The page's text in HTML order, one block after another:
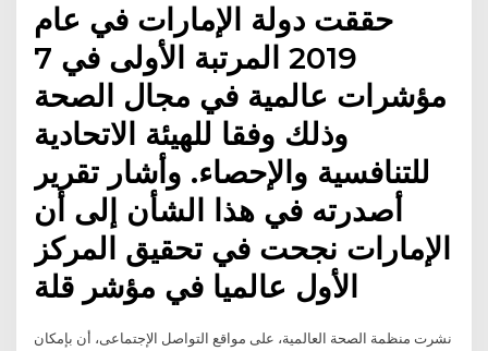
حققت دولة الإمارات في عام
2019 المرتبة الأولى في 7
مؤشرات عالمية في مجال الصحة
وذلك وفقا للهيئة الاتحادية
للتنافسية والإحصاء. وأشار تقرير
أصدرته في هذا الشأن إلى أن
الإمارات نجحت في تحقيق المركز
الأول عالميا في مؤشر قلة
نشرت منظمة الصحة العالمية، على مواقع التواصل الإجتماعى، أن بإمكان